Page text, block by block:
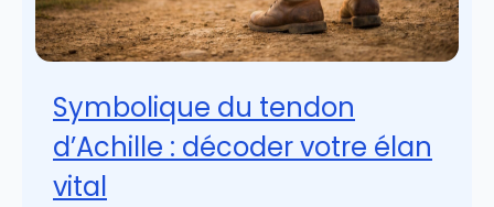
Symbolique du tendon
d’Achille : décoder votre élan
vital